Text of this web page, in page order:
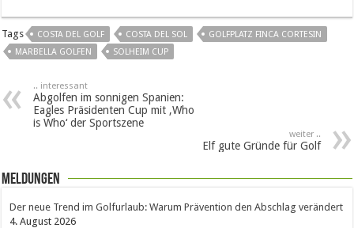
Tags COSTA DEL GOLF COSTA DEL SOL
GOLFPLATZ FINCA CORTESIN
MARBELLA GOLFEN
SOLHEIM CUP
.. interessant
Abgolfen im sonnigen Spanien:
Eagles Präsidenten Cup mit ‚Who
is Who‘ der Sportszene
weiter ..
Elf gute Gründe für Golf
Meldungen
Der neue Trend im Golfurlaub: Warum Prävention den Abschlag verändert
4. August 2026